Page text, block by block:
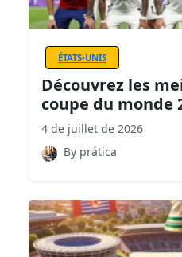
ÉTATS-UNIS
Découvrez les
coupe du monde
4 de juillet de 2026
By prática